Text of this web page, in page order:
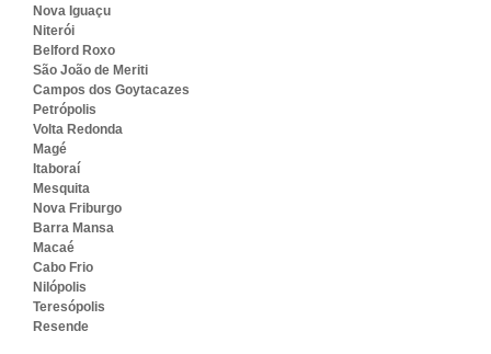
Nova Iguaçu
Niterói
Belford Roxo
São João de Meriti
Campos dos Goytacazes
Petrópolis
Volta Redonda
Magé
Itaboraí
Mesquita
Nova Friburgo
Barra Mansa
Macaé
Cabo Frio
Nilópolis
Teresópolis
Resende